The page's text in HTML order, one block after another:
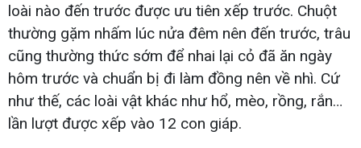
loài nào đến trước được ưu tiên xếp trước. Chuột
thường gặm nhấm lúc nửa đêm nên đến trước, trâu
cũng thường thức sớm để nhai lại cỏ đã ăn ngày
hôm trước và chuẩn bị đi làm đồng nên về nhì. Cứ
như thế, các loài vật khác như hổ, mèo, rồng, rắn…
lần lượt được xếp vào 12 con giáp.